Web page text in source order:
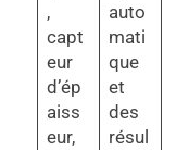
,
capt
eur
d’ép
aiss
eur,
auto
mati
que
et
des
résul